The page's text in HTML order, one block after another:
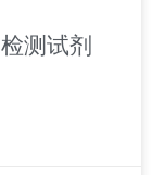
测试剂